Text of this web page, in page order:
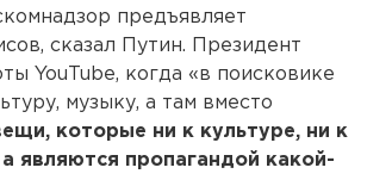
предъявляет
сказал Путин. Президент
YouTube, когда «в поисковике
музыку, а там вместо
которые ни к культуре, ни к
являются пропагандой какой-